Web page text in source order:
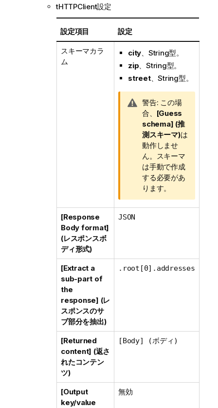
tHTTPClient設定
設定項目 設定
スキーマカラ
ム
city、String型。
zip、String型。
street、String型。
情
報
メ
モ
警告: この場
合、 [Guess
schema] (推
測スキーマ)は
動作しませ
ん。スキーマ
は手動で作成
する必要があ
ります。
[Response
Body format]
(レスポンスボ
ディ形式)
JSON
[Extract a
sub-part of
the
response] (レ
スポンスのサ
ブ部分を抽出)
.root[0].addresses
[Returned
content] (返さ
れたコンテン
ツ)
[Body] (ボディ)
[Output
key/value
無効